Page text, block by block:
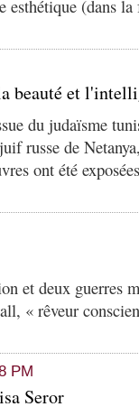
esthétique (dans
beauté et
du judaïsme
russe de
ont été
et deux guerres
« rêveur
PM
Seror